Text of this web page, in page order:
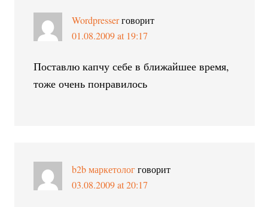
Wordpresserговорит
01.08.2009 at 19:17
Поставлю капчу себе в ближайшее время,
тоже очень понравилось
b2b маркетолог говорит
03.08.2009 at 20:17